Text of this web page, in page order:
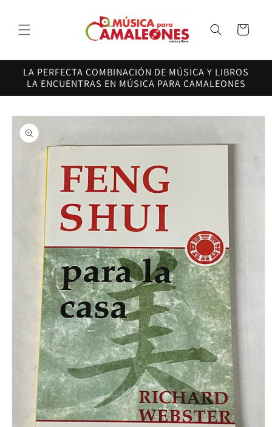
al contenido
Carrito
LA PERFECTA COMBINACIÓN DE MÚSICA Y LIBROS
LA ENCUENTRAS EN MÚSICA PARA CAMALEONES
directamente
a la
información
del producto